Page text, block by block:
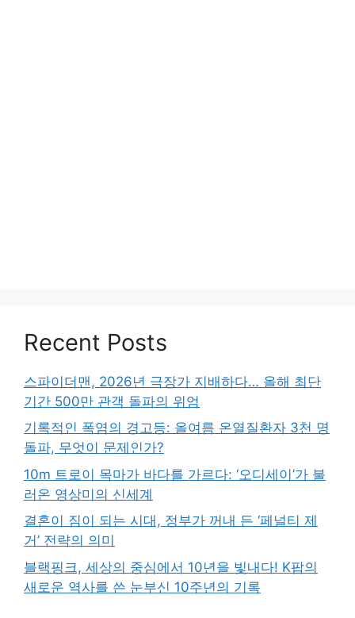
Recent Posts
스파이더맨, 2026년 극장가 지배하다… 올해 최단
기간 500만 관객 돌파의 위엄
기록적인 폭염의 경고등: 올여름 온열질환자 3천 명
돌파, 무엇이 문제인가?
10m 트로이 목마가 바다를 가르다: ‘오디세이’가 불
러온 영상미의 신세계
결혼이 짐이 되는 시대, 정부가 꺼내 든 ‘페널티 제
거’ 전략의 의미
블랙핑크, 세상의 중심에서 10년을 빛내다! K팝의
새로운 역사를 쓴 눈부신 10주년의 기록